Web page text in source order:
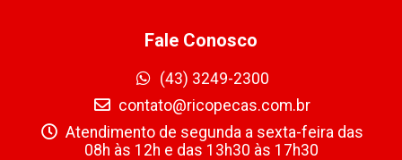
Fale Conosco
(43) 3249-2300
contato@ricopecas.com.br
Atendimento de segunda a sexta-feira das
08h às 12h e das 13h30 às 17h30